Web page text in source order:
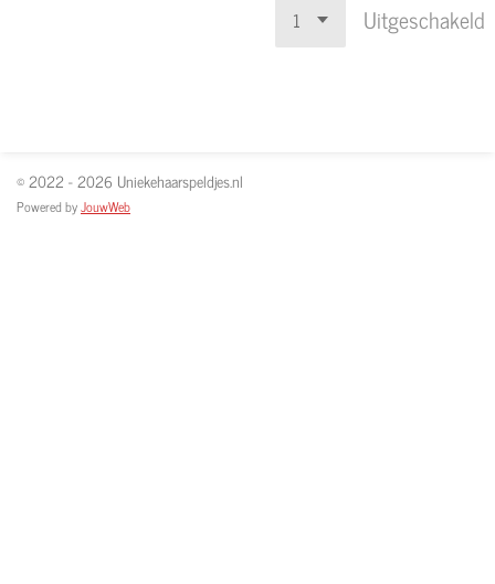
Uitgeschakeld
© 2022 - 2026 Uniekehaarspeldjes.nl
Powered byJouwWeb